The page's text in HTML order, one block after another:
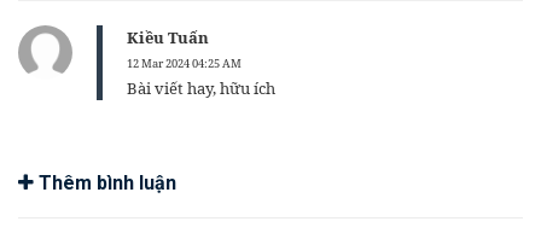
Kiều Tuấn
12 Mar 2024 04:25 AM
Bài viết hay, hữu ích
Thêm bình luận